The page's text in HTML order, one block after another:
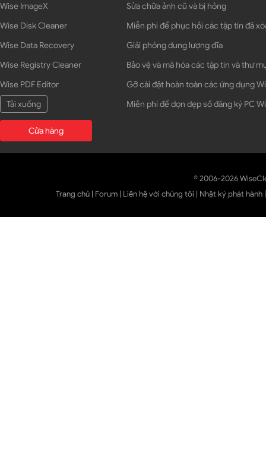
Wise ImageX
Wise Disk Cleaner
Wise Data Recovery
Wise Registry Cleaner
Wise PDF Editor
Tải xuống
Cửa hàng
Sửa chữa ảnh cũ và bị hỏng
Miễn phí để phục hồi các tập tin đã
Giải phóng dung lượng đĩa
Bảo vệ và mã hóa các tập tin và thư
Gỡ cài đặt hoàn toàn các ứng dụng
Miễn phí để dọn dẹp sổ đăng ký PC
© 2006-2026
Trang chủ | Forum | Liên hệ với chúng tôi | Nhật ký phát hành